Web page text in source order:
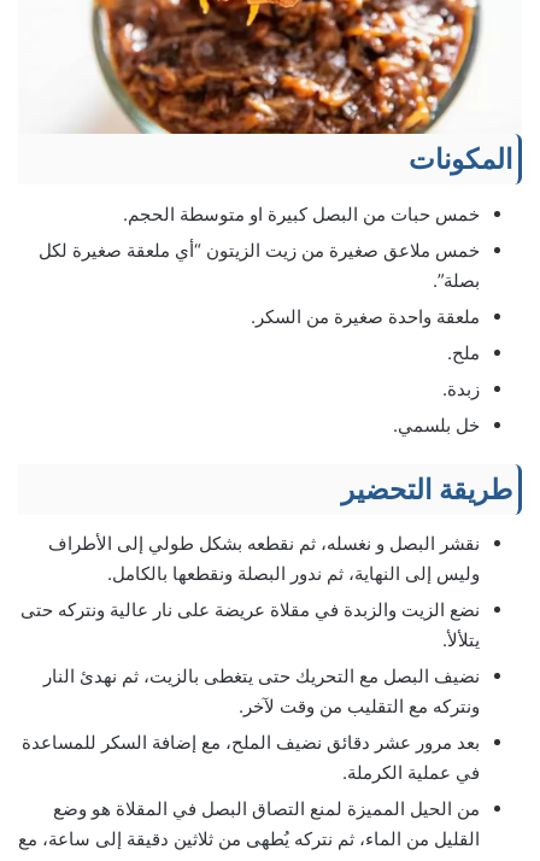
المكونات
خمس حبات من البصل كبيرة او متوسطة الحجم.
خمس ملاعق صغيرة من زيت الزيتون “أي ملعقة صغيرة لكل
بصلة”.
ملعقة واحدة صغيرة من السكر.
ملح.
زبدة.
خل بلسمي.
طريقة التحضير
نقشر البصل و نغسله، ثم نقطعه بشكل طولي إلى الأطراف
وليس إلى النهاية، ثم ندور البصلة ونقطعها بالكامل.
نضع الزيت والزبدة في مقلاة عريضة على نار عالية ونتركه حتى
يتلألأ.
نضيف البصل مع التحريك حتى يتغطى بالزيت، ثم نهدئ النار
ونتركه مع التقليب من وقت لآخر.
بعد مرور عشر دقائق نضيف الملح، مع إضافة السكر للمساعدة
في عملية الكرملة.
من الحيل المميزة لمنع التصاق البصل في المقلاة هو وضع
القليل من الماء، ثم نتركه يُطهى من ثلاثين دقيقة إلى ساعة، مع